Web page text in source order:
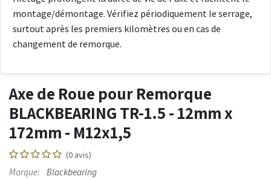
montage/démontage. Vérifiez périodiquement le serrage,
surtout après les premiers kilomètres ou en cas de
changement de remorque.
Axe de Roue pour Remorque
BLACKBEARING TR-1.5 - 12mm x
172mm - M12x1,5
(0 avis)
Marque:
Blackbearing